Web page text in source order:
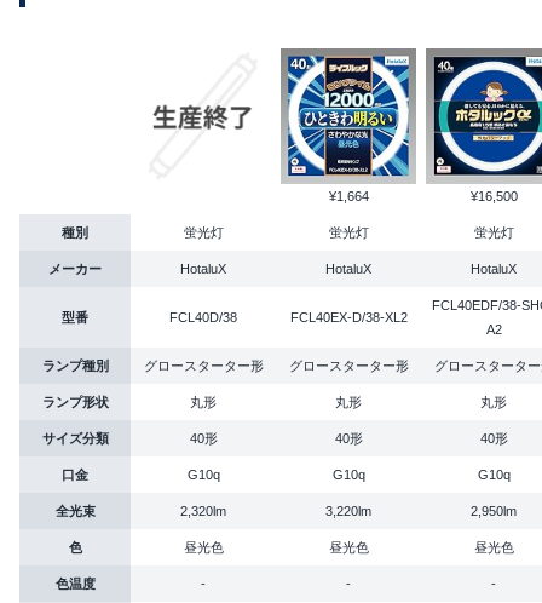
¥1,664 ¥16,500
種別 蛍光灯 蛍光灯 蛍光灯
メーカー HotaluX HotaluX HotaluX
型番 FCL40D/38 FCL40EX-D/38-XL2
FCL40EDF/38-
A2
ランプ種別 グロースターター形 グロースターター形 グロースタータ
ランプ形状 丸形 丸形 丸形
サイズ分類 40形 40形 40形
口金 G10q G10q G10q
全光束 2,320lm 3,220lm 2,950lm
色 昼光色 昼光色 昼光色
色温度 - - -